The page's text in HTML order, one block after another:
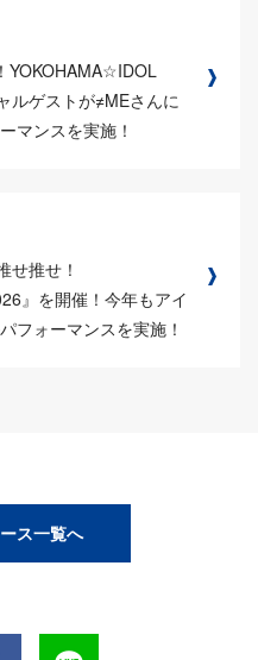
YOKOHAMA☆IDOL
ルゲストが≠MEさんに
マンスを実施！
せ推せ！
』を開催！今年もアイ
フォーマンスを実施！
ス一覧へ